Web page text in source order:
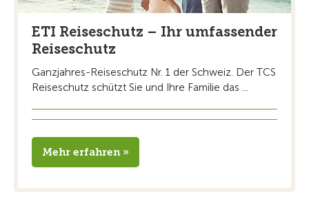
ETI Reiseschutz – Ihr umfassender
Reiseschutz
Ganzjahres-Reiseschutz Nr. 1 der Schweiz. Der TCS
Reiseschutz schützt Sie und Ihre Familie das ...
Mehr erfahren »